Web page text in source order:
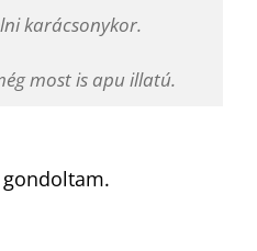
karácsonykor.
most is apu illatú.